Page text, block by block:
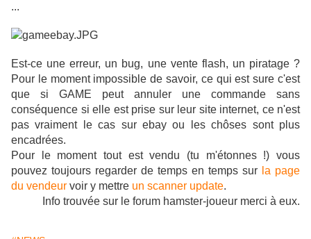
...
Est-ce une erreur, un bug, une vente flash, un piratage ?
Pour le moment impossible de savoir, ce qui est sure c'est
que si GAME peut annuler une commande sans
conséquence si elle est prise sur leur site internet, ce n'est
pas vraiment le cas sur ebay ou les chôses sont plus
encadrées.
Pour le moment tout est vendu (tu m'étonnes !) vous
pouvez toujours regarder de temps en temps sur la page
du vendeur voir y mettre un scanner update.
Info trouvée sur le forum hamster-joueur merci à eux.